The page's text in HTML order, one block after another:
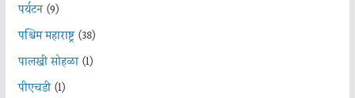
पर्यटन(9)
पश्चिम महाराष्ट्र(38)
पालखी सोहळा(1)
पीएचडी(1)